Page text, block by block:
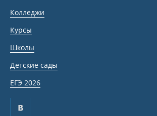
Колледжи
Курсы
Школы
Детские сады
ЕГЭ 2026